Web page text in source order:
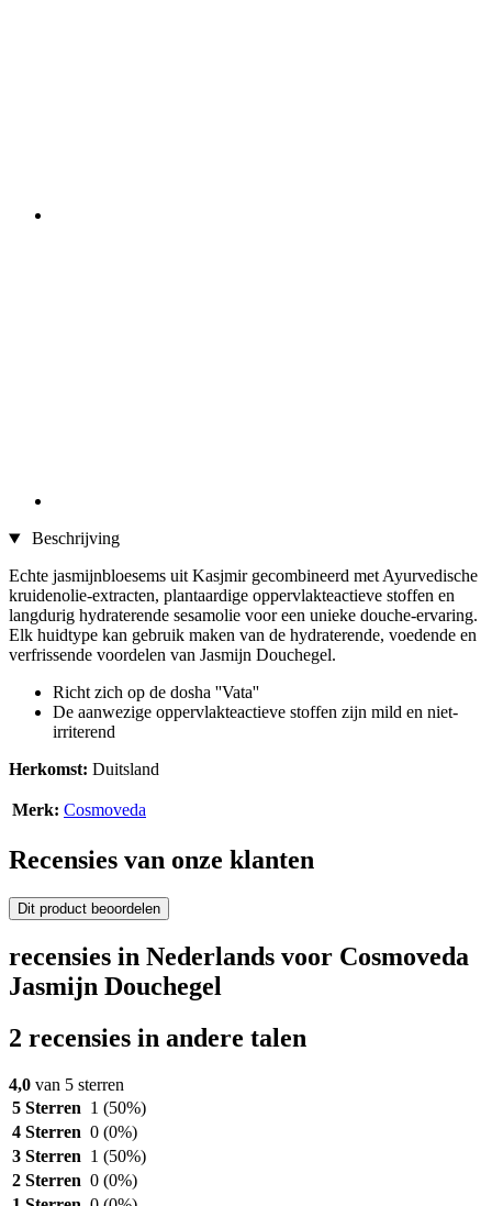
Beschrijving
Echte jasmijnbloesems uit Kasjmir gecombineerd met Ayurvedische
kruidenolie-extracten, plantaardige oppervlakteactieve stoffen en
langdurig hydraterende sesamolie voor een unieke douche-ervaring.
Elk huidtype kan gebruik maken van de hydraterende, voedende en
verfrissende voordelen van Jasmijn Douchegel.
Richt zich op de dosha ''Vata''
De aanwezige oppervlakteactieve stoffen zijn mild en niet-
irriterend
Herkomst: Duitsland
Merk: Cosmoveda
Recensies van onze klanten
Dit product beoordelen
recensies in Nederlands voor Cosmoveda
Jasmijn Douchegel
2 recensies in andere talen
4,0 van 5 sterren
5 Sterren 1 (50%)
4 Sterren 0 (0%)
3 Sterren 1 (50%)
2 Sterren 0 (0%)